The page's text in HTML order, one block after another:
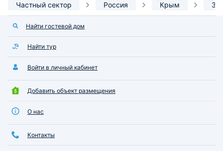
Частный сектор Россия Крым
Найти гостевой дом
Найти тур
Войти в личный кабинет
Добавить объект размещения
О нас
Контакты